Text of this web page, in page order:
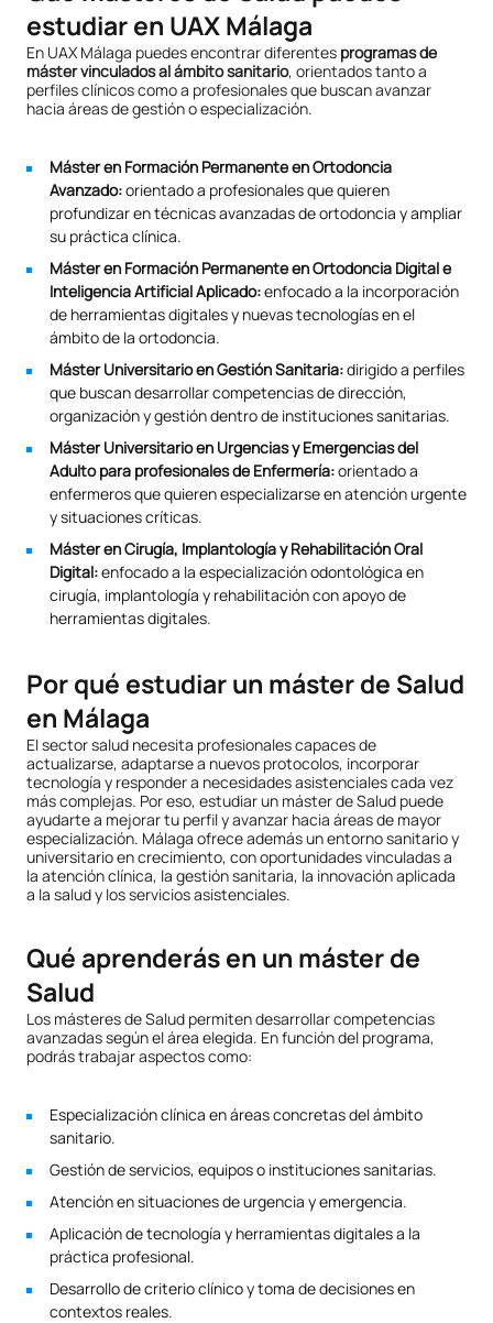
estudiar en UAX Málaga
En UAX Málaga puedes encontrar diferentes programas de
máster vinculados al ámbito sanitario, orientados tanto a
perfiles clínicos como a profesionales que buscan avanzar
hacia áreas de gestión o especialización.
Máster en Formación Permanente en Ortodoncia
Avanzado:orientado a profesionales que quieren
profundizar en técnicas avanzadas de ortodoncia y ampliar
su práctica clínica.
Máster en Formación Permanente en Ortodoncia Digital e
Inteligencia Artificial Aplicado:enfocado a la incorporación
de herramientas digitales y nuevas tecnologías en el
ámbito de la ortodoncia.
Máster Universitario en Gestión Sanitaria:dirigido a perfiles
que buscan desarrollar competencias de dirección,
organización y gestión dentro de instituciones sanitarias.
Máster Universitario en Urgencias y Emergencias del
Adulto para profesionales de Enfermería:orientado a
enfermeros que quieren especializarse en atención urgente
y situaciones críticas.
Máster en Cirugía, Implantología y Rehabilitación Oral
Digital:enfocado a la especialización odontológica en
cirugía, implantología y rehabilitación con apoyo de
herramientas digitales.
Por qué estudiar un máster de Salud
en Málaga
El sector salud necesita profesionales capaces de
actualizarse, adaptarse a nuevos protocolos, incorporar
tecnología y responder a necesidades asistenciales cada vez
más complejas. Por eso, estudiar un máster de Salud puede
ayudarte a mejorar tu perfil y avanzar hacia áreas de mayor
especialización. Málaga ofrece además un entorno sanitario y
universitario en crecimiento, con oportunidades vinculadas a
la atención clínica, la gestión sanitaria, la innovación aplicada
a la salud y los servicios asistenciales.
Qué aprenderás en un máster de
Salud
Los másteres de Salud permiten desarrollar competencias
avanzadas según el área elegida. En función del programa,
podrás trabajar aspectos como:
Especialización clínica en áreas concretas del ámbito
sanitario.
Gestión de servicios, equipos o instituciones sanitarias.
Atención en situaciones de urgencia y emergencia.
Aplicación de tecnología y herramientas digitales a la
práctica profesional.
Desarrollo de criterio clínico y toma de decisiones en
contextos reales.